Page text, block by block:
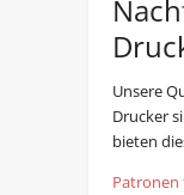
Unsere
Drucker
bieten
Patronen